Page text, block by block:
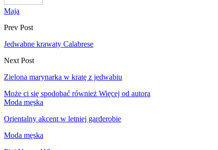
Maja
Prev Post
Jedwabne krawaty Calabrese
Next Post
Zielona marynarka w kratę z jedwabiu
Może ci się spodobać również Więcej od autora
Moda męska
Orientalny akcent w letniej garderobie
Moda męska